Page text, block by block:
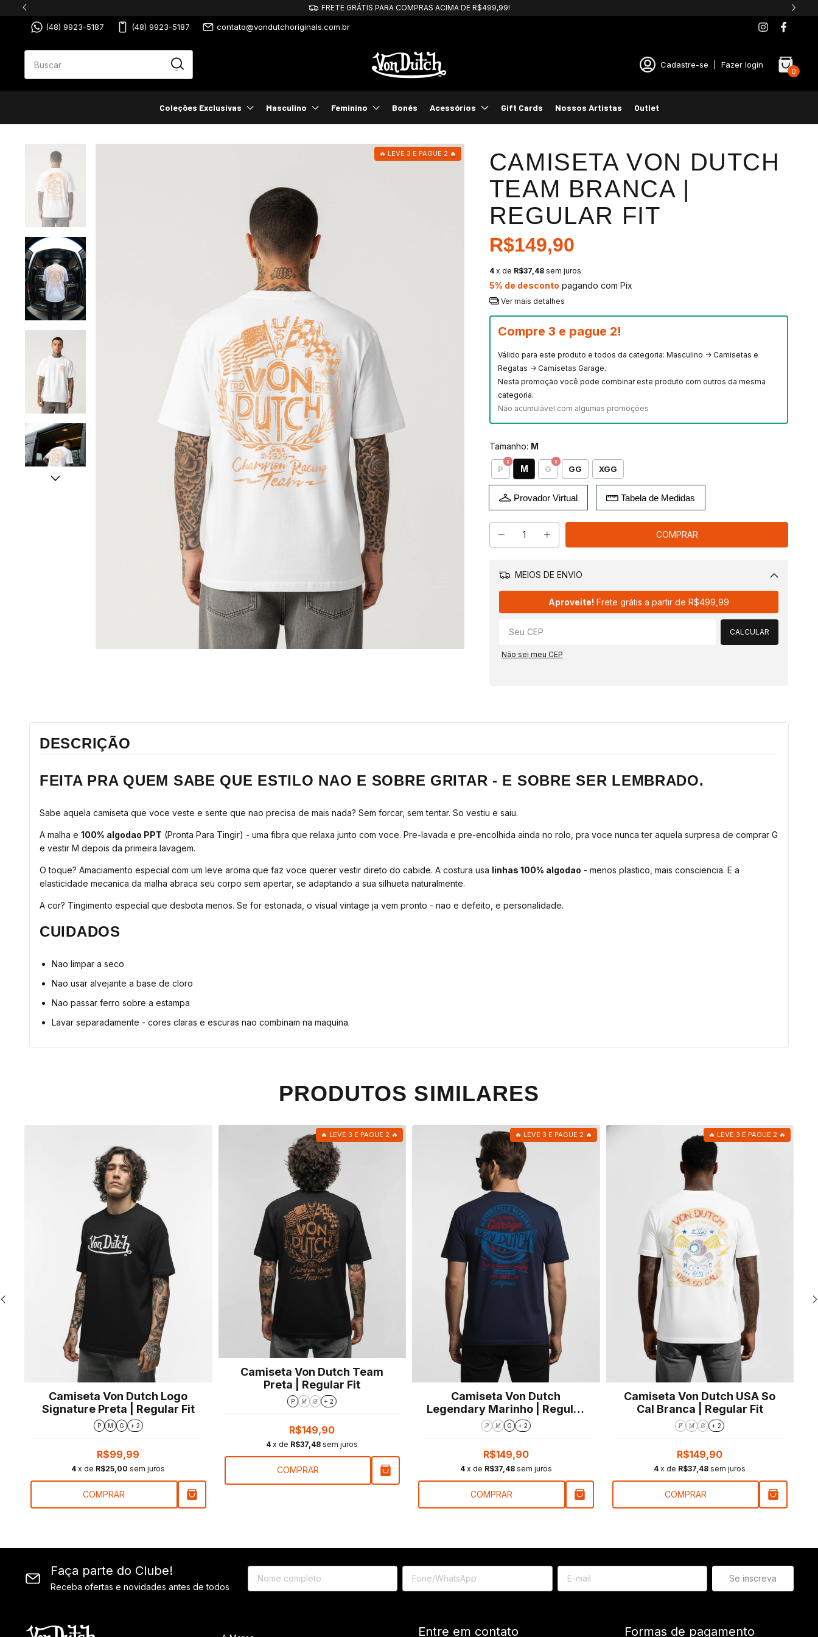
(48) 9923-5187 (48) 9923-5187 contato@vondutchoriginals.com.br
Cadastre-se Fazer login
0
Coleções Exclusivas Masculino Feminino Bonés Acessórios Gift Cards Nossos Artistas Outlet
🔥 LEVE 3 E PAGUE 2 🔥
CAMISETA VON DUTCH
TEAM BRANCA |
REGULAR FIT
R$149,90
4 x de R$37,48 sem juros
5% de desconto pagando com Pix
Ver mais detalhes
Compre 3 e pague 2!
Válido para este produto e todos da categoria: Masculino -> Camisetas e
Regatas -> Camisetas Garage.
Nesta promoção você pode combinar este produto com outros da mesma
categoria.
Não acumulável com algumas promoções
Tamanho: M
P M G GG XGG
Provador Virtual Tabela de Medidas
MEIOS DE ENVIO
Aproveite! Frete grátis a partir de R$499,99
CALCULAR
Não sei meu CEP
DESCRIÇÃO
FEITA PRA QUEM SABE QUE ESTILO NAO E SOBRE GRITAR - E SOBRE SER LEMBRADO.
Sabe aquela camiseta que voce veste e sente que nao precisa de mais nada? Sem forcar, sem tentar. So vestiu e saiu.
A malha e 100% algodao PPT (Pronta Para Tingir) - uma fibra que relaxa junto com voce. Pre-lavada e pre-encolhida ainda no rolo, pra voce nunca ter aquela surpresa de comprar G
e vestir M depois da primeira lavagem.
O toque? Amaciamento especial com um leve aroma que faz voce querer vestir direto do cabide. A costura usa linhas 100% algodao - menos plastico, mais consciencia. E a
elasticidade mecanica da malha abraca seu corpo sem apertar, se adaptando a sua silhueta naturalmente.
A cor? Tingimento especial que desbota menos. Se for estonada, o visual vintage ja vem pronto - nao e defeito, e personalidade.
CUIDADOS
Nao limpar a seco
Nao usar alvejante a base de cloro
Nao passar ferro sobre a estampa
Lavar separadamente - cores claras e escuras nao combinam na maquina
PRODUTOS SIMILARES
Camiseta Von Dutch Logo
Signature Preta | Regular Fit
P M G + 2
R$99,99
4 x de R$25,00 sem juros
COMPRAR
🔥 LEVE 3 E PAGUE 2 🔥
Camiseta Von Dutch Team
Preta | Regular Fit
P M G + 2
R$149,90
4 x de R$37,48 sem juros
COMPRAR
🔥 LEVE 3 E PAGUE 2 🔥
Camiseta Von Dutch
Legendary Marinho | Regular
Fit
P M G + 2
R$149,90
4 x de R$37,48 sem juros
COMPRAR
🔥 LEVE 3 E PAGUE 2 🔥
Camiseta Von Dutch USA So
Cal Branca | Regular Fit
P M G + 2
R$149,90
4 x de R$37,48 sem juros
COMPRAR
Faça parte do Clube!
Receba ofertas e novidades antes de todos
Entre em contato Formas de pagamento